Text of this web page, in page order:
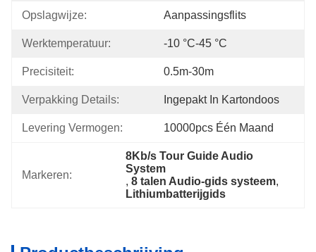
Opslagwijze: Aanpassingsflits
Werktemperatuur: -10 °C-45 °C
Precisiteit: 0.5m-30m
Verpakking Details: Ingepakt In Kartondoos
Levering Vermogen: 10000pcs Één Maand
Markeren:
8Kb/s Tour Guide Audio
System
, 8 talen Audio-gids systeem,
Lithiumbatterijgids